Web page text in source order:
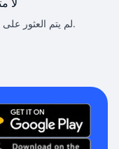
لم يتم العثور على مقالات مطابقة للبحث الذي تم تحديده.